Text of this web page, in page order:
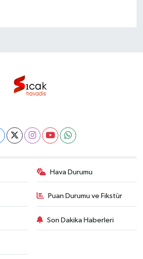
Hava Durumu
Puan Durumu ve Fikstür
Son Dakika Haberleri